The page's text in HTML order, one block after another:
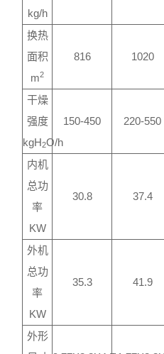
kg/h
换热
面积
m2
816 1020
干燥
强度
kgH2O/h
150-450 220-550
内机
总功
率
KW
30.8 37.4
外机
总功
率
KW
35.3 41.9
外形